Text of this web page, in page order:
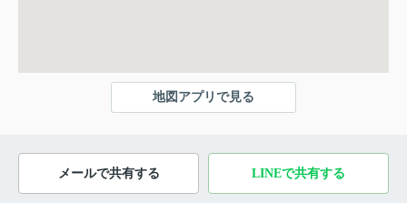
地図アプリで見る
メールで共有する LINEで共有する